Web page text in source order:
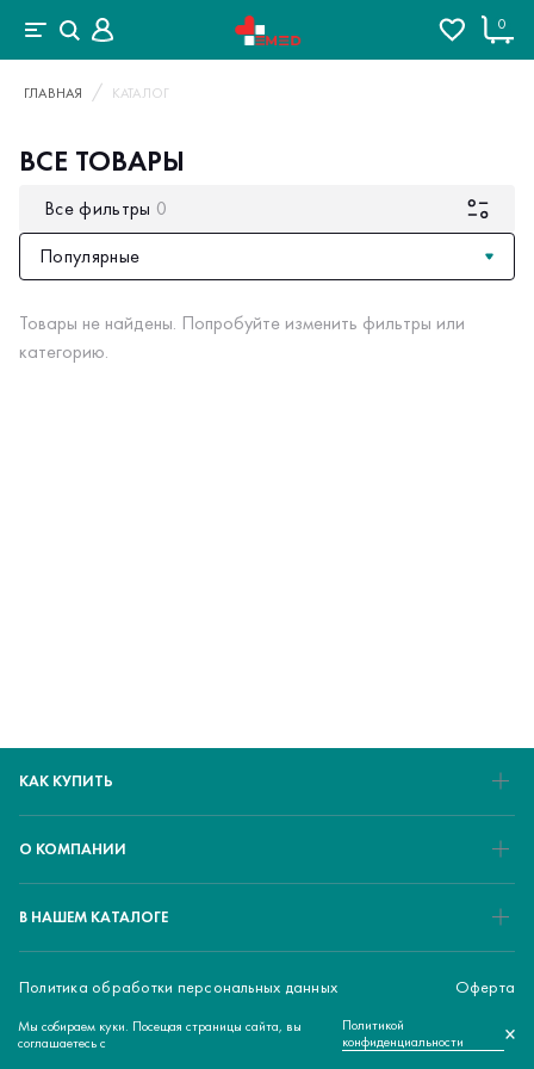
0
ГЛАВНАЯ КАТАЛОГ
ВСЕ ТОВАРЫ
Все фильтры 0
Популярные
Товары не найдены. Попробуйте изменить фильтры или
категорию.
КАК КУПИТЬ
О КОМПАНИИ
В НАШЕМ КАТАЛОГЕ
Политика обработки персональных данных
Оферта
© 2026 ЕМЕD - медицинский маркетплейс
Мы собираем куки. Посещая страницы сайта, вы
соглашаетесь с
Политикой
конфиденциальности
×